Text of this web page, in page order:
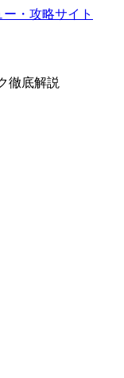
徹底解説